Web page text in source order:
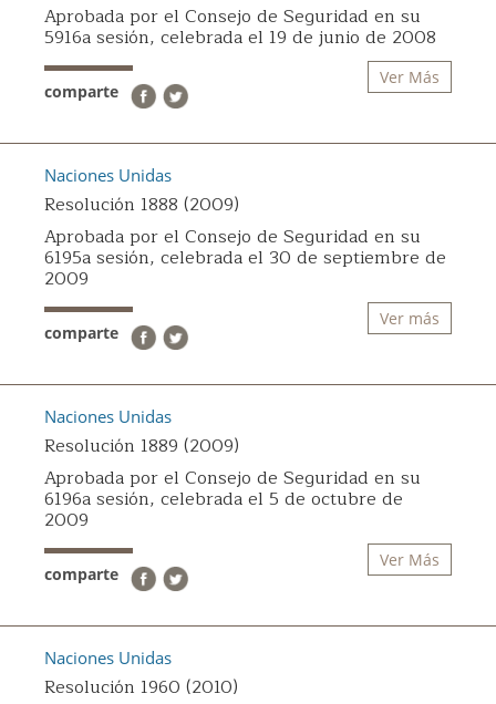
Aprobada por el Consejo de Seguridad en su
5916a sesión, celebrada el 19 de junio de 2008
Ver Más
comparte
Naciones Unidas
Resolución 1888 (2009)
Aprobada por el Consejo de Seguridad en su
6195a sesión, celebrada el 30 de septiembre de
2009
Ver más
comparte
Naciones Unidas
Resolución 1889 (2009)
Aprobada por el Consejo de Seguridad en su
6196a sesión, celebrada el 5 de octubre de
2009
Ver Más
comparte
Naciones Unidas
Resolución 1960 (2010)